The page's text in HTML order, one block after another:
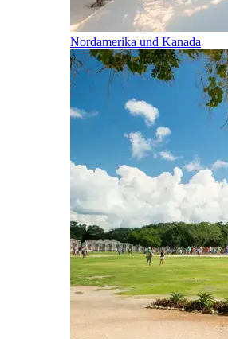
Nordamerika und Kanada